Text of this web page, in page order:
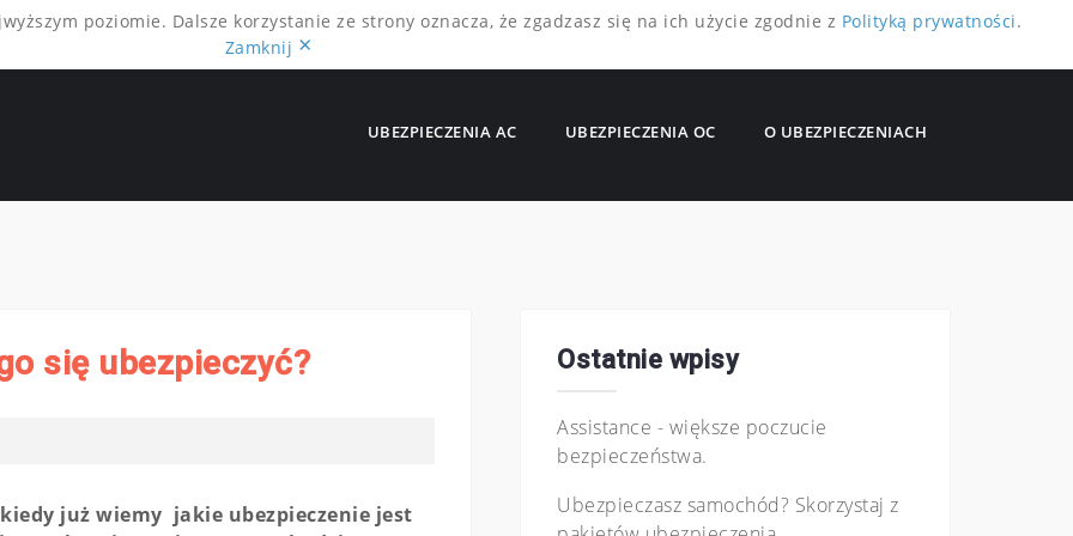
poziomie. Dalsze korzystanie ze strony oznacza, że zgadzasz się na ich użycie zgodnie z Polityką prywatności.
Zamknij ×
UBEZPIECZENIA AC UBEZPIECZENIA OC O UBEZPIECZENIACH
się ubezpieczyć?
już wiemy jakie ubezpieczenie jest
Ostatnie wpisy
Assistance - większe poczucie
bezpieczeństwa.
Ubezpieczasz samochód? Skorzystaj z